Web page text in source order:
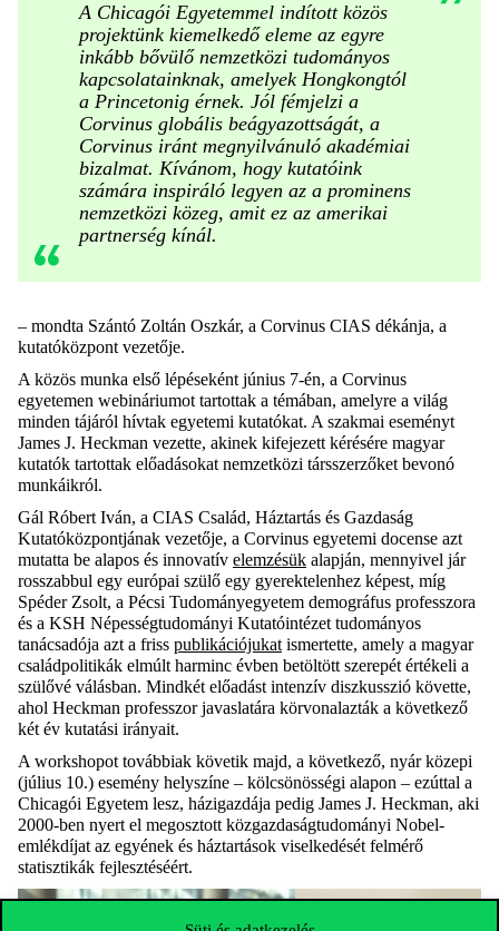
A Chicagói Egyetemmel indított közös
projektünk kiemelkedő eleme az egyre
inkább bővülő nemzetközi tudományos
kapcsolatainknak, amelyek Hongkongtól
a Princetonig érnek. Jól fémjelzi a
Corvinus globális beágyazottságát, a
Corvinus iránt megnyilvánuló akadémiai
bizalmat. Kívánom, hogy kutatóink
számára inspiráló legyen az a prominens
nemzetközi közeg, amit ez az amerikai
partnerség kínál.
– mondta Szántó Zoltán Oszkár, a Corvinus CIAS dékánja, a
kutatóközpont vezetője.
A közös munka első lépéseként június 7-én, a Corvinus
egyetemen webináriumot tartottak a témában, amelyre a világ
minden tájáról hívtak egyetemi kutatókat. A szakmai eseményt
James J. Heckman vezette, akinek kifejezett kérésére magyar
kutatók tartottak előadásokat nemzetközi társszerzőket bevonó
munkáikról.
Gál Róbert Iván, a CIAS Család, Háztartás és Gazdaság
Kutatóközpontjának vezetője, a Corvinus egyetemi docense azt
mutatta be alapos és innovatív elemzésük alapján, mennyivel jár
rosszabbul egy európai szülő egy gyerektelenhez képest, míg
Spéder Zsolt, a Pécsi Tudományegyetem demográfus professzora
és a KSH Népességtudományi Kutatóintézet tudományos
tanácsadója azt a friss publikációjukat ismertette, amely a magyar
családpolitikák elmúlt harminc évben betöltött szerepét értékeli a
szülővé válásban. Mindkét előadást intenzív diszkusszió követte,
ahol Heckman professzor javaslatára körvonalazták a következő
két év kutatási irányait.
A workshopot továbbiak követik majd, a következő, nyár közepi
(július 10.) esemény helyszíne – kölcsönösségi alapon – ezúttal a
Chicagói Egyetem lesz, házigazdája pedig James J. Heckman, aki
2000-ben nyert el megosztott közgazdaságtudományi Nobel-
emlékdíjat az egyének és háztartások viselkedését felmérő
statisztikák fejlesztéséért.